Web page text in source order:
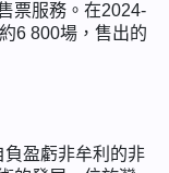
票服務。在2024-
6 800場，售出的
盈虧非牟利的非